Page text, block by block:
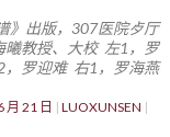
》出版，307医院歺厅
教授、大校 左1，罗
，罗迎难 右1，罗海燕
月 21 日
LUOXUNSEN